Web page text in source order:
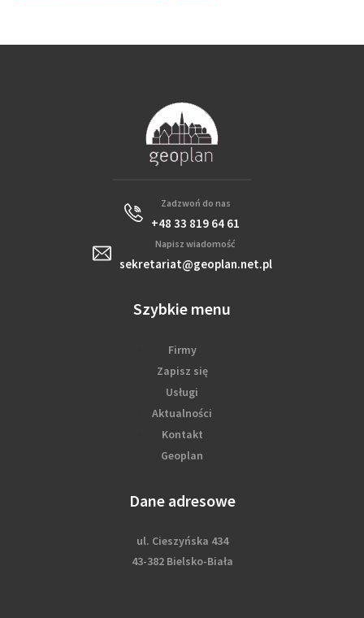
Zadzwoń do nas
+48 33 819 64 61
Napisz wiadomość
sekretariat@geoplan.net.pl
Szybkie menu
Firmy
Zapisz się
Usługi
Aktualności
Kontakt
Geoplan
Dane adresowe
ul. Cieszyńska 434
43-382 Bielsko-Biała